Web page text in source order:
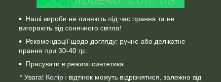
Наші вироби не линяють під час прання та не
вигорають від сонячного світла!
Рекомендації щодо догляду: ручне або делікатне
прання при 30-40 гр.
Прасувати в режимі синтетика.
* Увага! Колір і відтінок можуть відрізнятися, залежно від